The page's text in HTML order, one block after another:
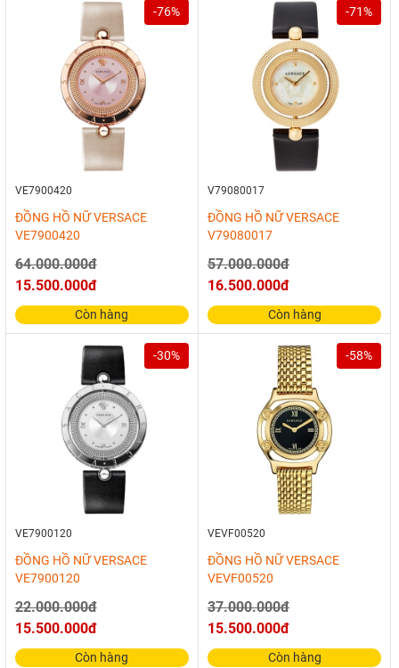
-76%
VE7900420
ĐỒNG HỒ NỮ VERSACE
VE7900420
64.000.000đ
15.500.000đ
Còn hàng
-71%
V79080017
ĐỒNG HỒ NỮ VERSACE
V79080017
57.000.000đ
16.500.000đ
Còn hàng
-30%
VE7900120
ĐỒNG HỒ NỮ VERSACE
VE7900120
22.000.000đ
15.500.000đ
Còn hàng
-58%
VEVF00520
ĐỒNG HỒ NỮ VERSACE
VEVF00520
37.000.000đ
15.500.000đ
Còn hàng